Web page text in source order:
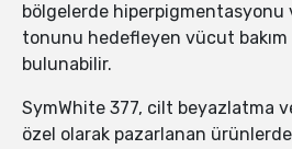
bölgelerde hiperpigmentasyonu
tonunu hedefleyen vücut
bulunabilir.
SymWhite 377, cilt beyazlatma
özel olarak pazarlanan